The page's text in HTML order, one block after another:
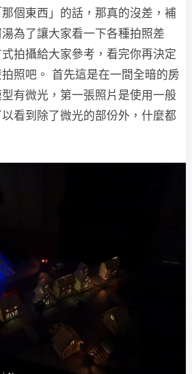
個東西」的話，那真的沒差，補
為了讓大家看一下各種拍照差
拍攝給大家參考，看完你再決定
照吧。 首先這是在一間全暗的房
有微光，第一張照片是使用一般
看到除了微光的部份外，什麼都